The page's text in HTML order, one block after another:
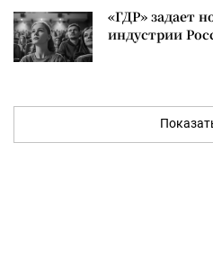
«ГДР» задает
индустрии